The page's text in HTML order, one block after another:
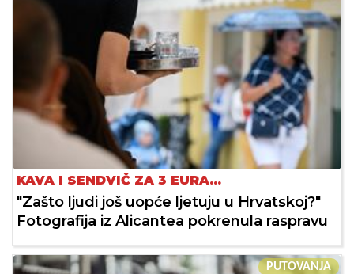
KAVA I SENDVIČ ZA 3 EURA...
"Zašto ljudi još uopće ljetuju u Hrvatskoj?"
Fotografija iz Alicantea pokrenula raspravu
PUTOVANJA